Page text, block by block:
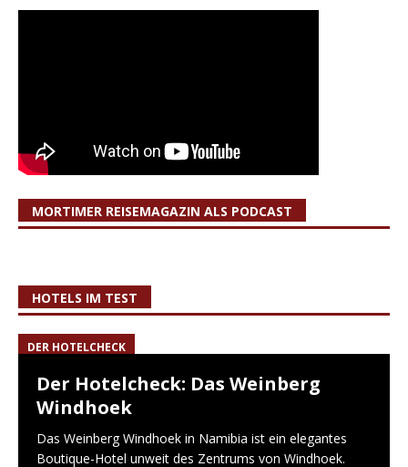
MORTIMER REISEMAGAZIN ALS PODCAST
HOTELS IM TEST
DER HOTELCHECK
Der Hotelcheck: Das Weinberg
Windhoek
Das Weinberg Windhoek in Namibia ist ein elegantes
Boutique-Hotel unweit des Zentrums von Windhoek.